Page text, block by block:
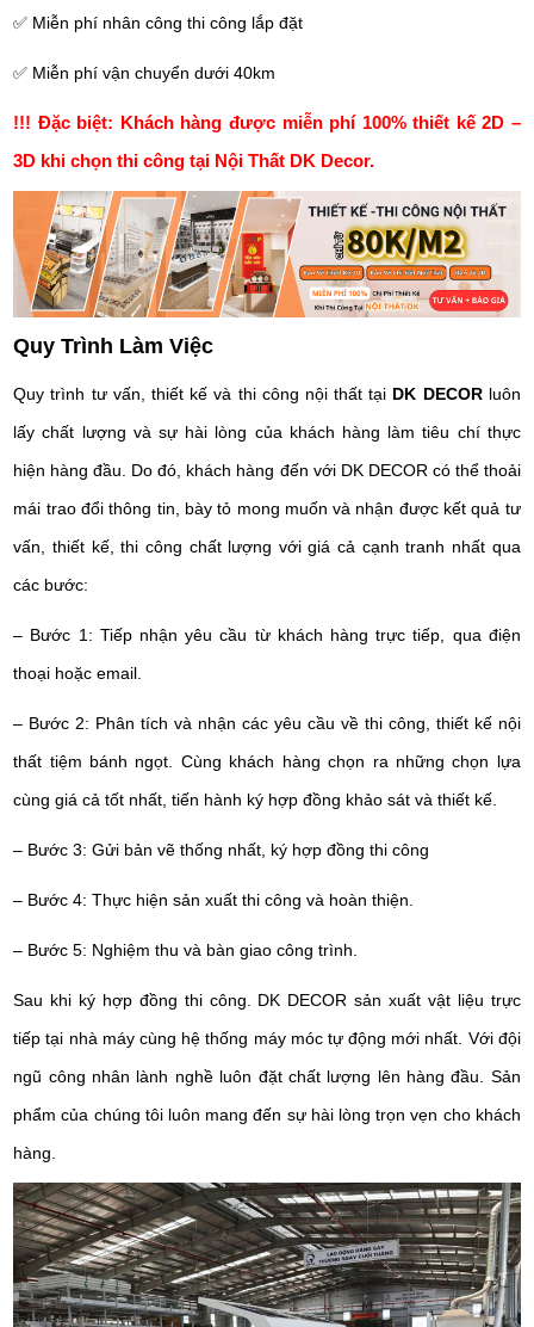
✅ Miễn phí nhân công thi công lắp đặt
✅ Miễn phí vận chuyển dưới 40km
!!! Đặc biệt: Khách hàng được miễn phí 100% thiết kế 2D –
3D khi chọn thi công tại Nội Thất DK Decor.
Quy Trình Làm Việc
Quy trình tư vấn, thiết kế và thi công nội thất tại DK DECORluôn
lấy chất lượng và sự hài lòng của khách hàng làm tiêu chí thực
hiện hàng đầu. Do đó, khách hàng đến với DK DECOR có thể thoải
mái trao đổi thông tin, bày tỏ mong muốn và nhận được kết quả tư
vấn, thiết kế, thi công chất lượng với giá cả cạnh tranh nhất qua
các bước:
– Bước 1: Tiếp nhận yêu cầu từ khách hàng trực tiếp, qua điện
thoại hoặc email.
– Bước 2: Phân tích và nhận các yêu cầu về thi công, thiết kế nội
thất tiệm bánh ngọt. Cùng khách hàng chọn ra những chọn lựa
cùng giá cả tốt nhất, tiến hành ký hợp đồng khảo sát và thiết kế.
– Bước 3: Gửi bản vẽ thống nhất, ký hợp đồng thi công
– Bước 4: Thực hiện sản xuất thi công và hoàn thiện.
– Bước 5: Nghiệm thu và bàn giao công trình.
Sau khi ký hợp đồng thi công. DK DECOR sản xuất vật liệu trực
tiếp tại nhà máy cùng hệ thống máy móc tự động mới nhất. Với đội
ngũ công nhân lành nghề luôn đặt chất lượng lên hàng đầu. Sản
phẩm của chúng tôi luôn mang đến sự hài lòng trọn vẹn cho khách
hàng.